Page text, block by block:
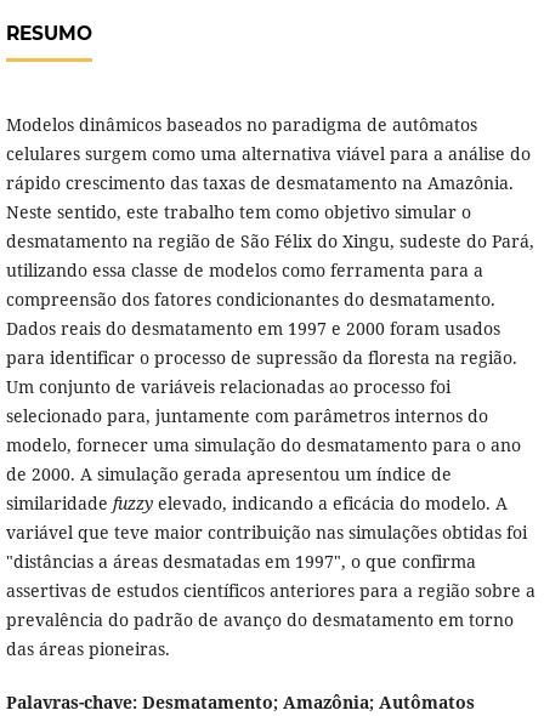
RESUMO
Modelos dinâmicos baseados no paradigma de autômatos
celulares surgem como uma alternativa viável para a análise do
rápido crescimento das taxas de desmatamento na Amazônia.
Neste sentido, este trabalho tem como objetivo simular o
desmatamento na região de São Félix do Xingu, sudeste do Pará,
utilizando essa classe de modelos como ferramenta para a
compreensão dos fatores condicionantes do desmatamento.
Dados reais do desmatamento em 1997 e 2000 foram usados
para identificar o processo de supressão da floresta na região.
Um conjunto de variáveis relacionadas ao processo foi
selecionado para, juntamente com parâmetros internos do
modelo, fornecer uma simulação do desmatamento para o ano
de 2000. A simulação gerada apresentou um índice de
similaridade fuzzy elevado, indicando a eficácia do modelo. A
variável que teve maior contribuição nas simulações obtidas foi
"distâncias a áreas desmatadas em 1997", o que confirma
assertivas de estudos científicos anteriores para a região sobre a
prevalência do padrão de avanço do desmatamento em torno
das áreas pioneiras.
Palavras-chave: Desmatamento; Amazônia; Autômatos